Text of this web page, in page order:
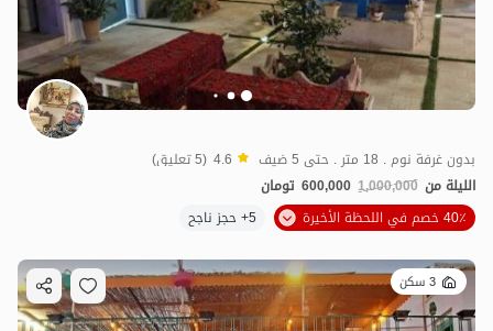
بدون غرفة نوم . 18 متر . حتى 5 ضيف 4.6 (5 تعليق)
الليلة من 1,000,000
600,000 تومان
40٪ خصم في اللحظة الأخيرة
5+ حجز ناجح
3 سكن